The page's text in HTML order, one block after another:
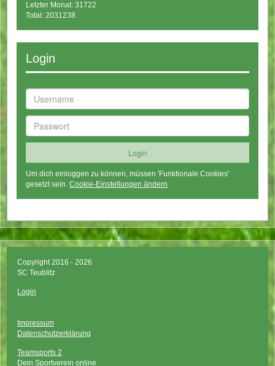
Letzter Monat: 31722
Total: 2031238
Login
Um dich einloggen zu können, müssen 'Funktionale Cookies'
gesetzt sein. Cookie-Einstellungen ändern
Copyright 2016 - 2026
SC Teublitz
Login
Impressum
Datenschutzerklärung
Teamsports 2
Dein Sportverein online